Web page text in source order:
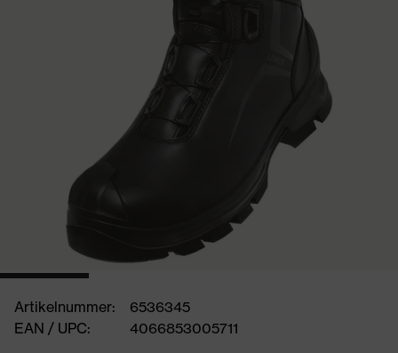
Artikelnummer:
6536345
EAN / UPC:
4066853005711